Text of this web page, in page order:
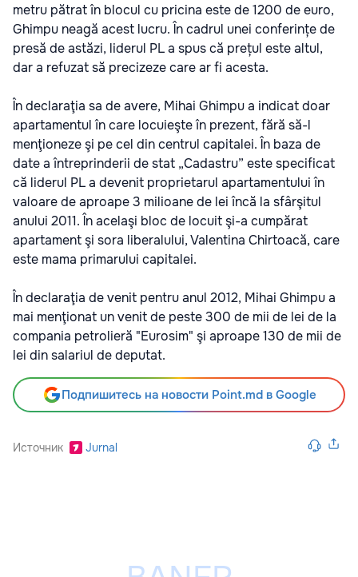
metru pătrat în blocul cu pricina este de 1200 de euro,
Ghimpu neagă acest lucru. În cadrul unei conferințe de
presă de astăzi, liderul PL a spus că prețul este altul,
dar a refuzat să precizeze care ar fi acesta.
În declaraţia sa de avere, Mihai Ghimpu a indicat doar
apartamentul în care locuieşte în prezent, fără să-l
menţioneze şi pe cel din centrul capitalei. În baza de
date a întreprinderii de stat „Cadastru” este specificat
că liderul PL a devenit proprietarul apartamentului în
valoare de aproape 3 milioane de lei încă la sfârşitul
anului 2011. În acelaşi bloc de locuit şi-a cumpărat
apartament şi sora liberalului, Valentina Chirtoacă, care
este mama primarului capitalei.
În declaraţia de venit pentru anul 2012, Mihai Ghimpu a
mai menţionat un venit de peste 300 de mii de lei de la
compania petrolieră "Eurosim" şi aproape 130 de mii de
lei din salariul de deputat.
Подпишитесь на новости Point.md в Google
Источник Jurnal